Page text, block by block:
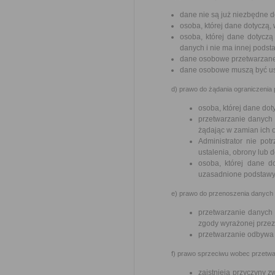
dane nie są już niezbędne
osoba, której dane dotyczą,
osoba, której dane
danych i nie ma innej
dane osobowe
dane osobowe muszą być
d) prawo do żądania
osoba, której dane
przetwarzanie
żądając w zamian ich
Administrator nie
ustalenia, obrony lub
osoba, której dane
uzasadnione
e) prawo do przenoszenia danych
przetwarzanie
zgody wyrażonej
przetwarzanie
f) prawo sprzeciwu wobec
zaistnieją przyczyny